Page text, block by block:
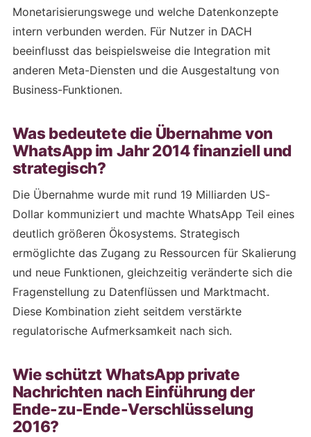
Monetarisierungswege und welche Datenkonzepte
intern verbunden werden. Für Nutzer in DACH
beeinflusst das beispielsweise die Integration mit
anderen Meta-Diensten und die Ausgestaltung von
Business-Funktionen.
Was bedeutete die Übernahme von
WhatsApp im Jahr 2014 finanziell und
strategisch?
Die Übernahme wurde mit rund 19 Milliarden US-
Dollar kommuniziert und machte WhatsApp Teil eines
deutlich größeren Ökosystems. Strategisch
ermöglichte das Zugang zu Ressourcen für Skalierung
und neue Funktionen, gleichzeitig veränderte sich die
Fragenstellung zu Datenflüssen und Marktmacht.
Diese Kombination zieht seitdem verstärkte
regulatorische Aufmerksamkeit nach sich.
Wie schützt WhatsApp private
Nachrichten nach Einführung der
Ende-zu-Ende-Verschlüsselung
2016?